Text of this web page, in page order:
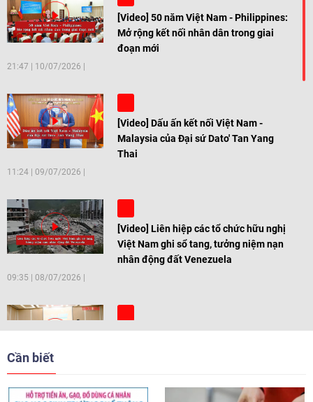
[Video] 50 năm Việt Nam - Philippines:
Mở rộng kết nối nhân dân trong giai
đoạn mới
21:47 10/07/2026
[Video] Dấu ấn kết nối Việt Nam -
Malaysia của Đại sứ Dato' Tan Yang
Thai
11:24 09/07/2026
[Video] Liên hiệp các tổ chức hữu nghị
Việt Nam ghi sổ tang, tưởng niệm nạn
nhân động đất Venezuela
09:35 08/07/2026
[Video] Trẻ em Đông Á cùng kiến tạo
Cần biết